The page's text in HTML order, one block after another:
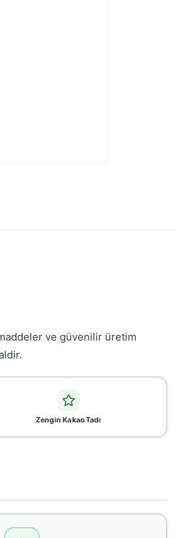
ve güvenilir üretim
Zengin Kakao Tadı